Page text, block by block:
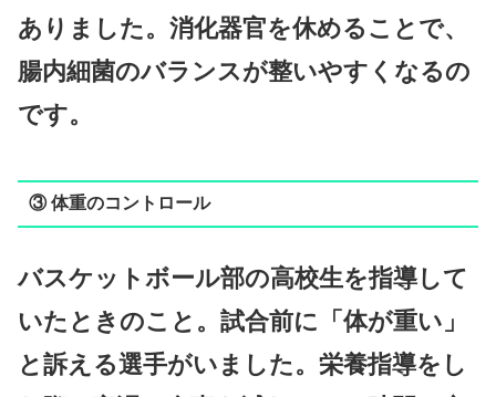
ありました。消化器官を休めることで、
腸内細菌のバランスが整いやすくなるの
です。
③ 体重のコントロール
バスケットボール部の高校生を指導して
いたときのこと。試合前に「体が重い」
と訴える選手がいました。栄養指導をし